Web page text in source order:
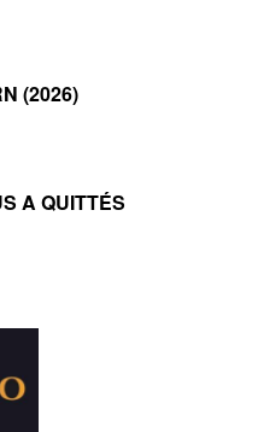
(2026)
A QUITTÉS